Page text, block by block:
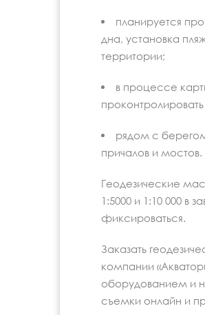
планируется
дна, установка
территории;
в процессе
рядом с
причалов и мостов.
Геодезические
1:5000 и 1:10 000 в
фиксироваться.
Заказать
компании
оборудованием и
съемки онлайн и